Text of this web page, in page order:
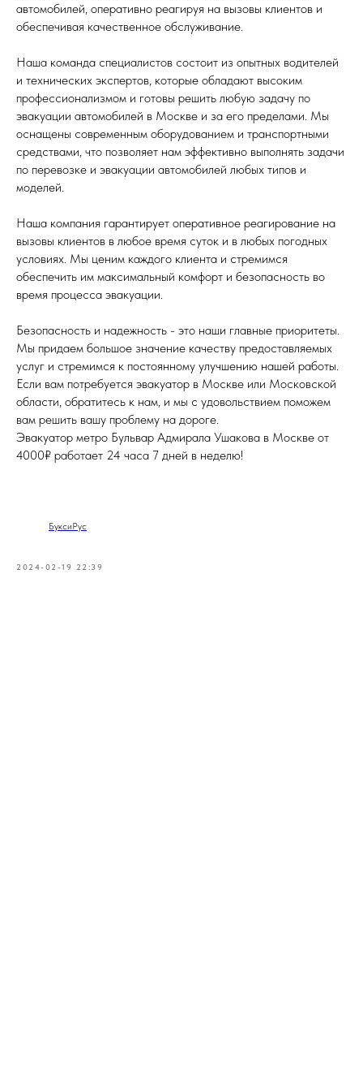
автомобилей, оперативно реагируя на вызовы клиентов и
обеспечивая качественное обслуживание.
Наша команда специалистов состоит из опытных водителей
и технических экспертов, которые обладают высоким
профессионализмом и готовы решить любую задачу по
эвакуации автомобилей в Москве и за его пределами. Мы
оснащены современным оборудованием и транспортными
средствами, что позволяет нам эффективно выполнять задачи
по перевозке и эвакуации автомобилей любых типов и
моделей.
Наша компания гарантирует оперативное реагирование на
вызовы клиентов в любое время суток и в любых погодных
условиях. Мы ценим каждого клиента и стремимся
обеспечить им максимальный комфорт и безопасность во
время процесса эвакуации.
Безопасность и надежность - это наши главные приоритеты.
Мы придаем большое значение качеству предоставляемых
услуг и стремимся к постоянному улучшению нашей работы.
Если вам потребуется эвакуатор в Москве или Московской
области, обратитесь к нам, и мы с удовольствием поможем
вам решить вашу проблему на дороге.
Эвакуатор метро Бульвар Адмирала Ушакова в Москве от
4000₽ работает 24 часа 7 дней в неделю!
БуксиРус
2024-02-19 22:39